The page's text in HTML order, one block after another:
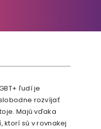
ľudí je
rozvíjať
Majú vďaka
ktorí sú v rovnakej